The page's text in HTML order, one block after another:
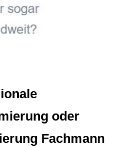
oder
Fachmann